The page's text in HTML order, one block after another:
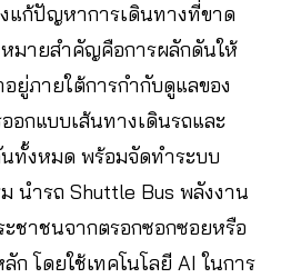
แก้ปัญหาการเดินทางที่ขาด
หมายสำคัญคือการผลักดันให้
ยู่ภายใต้การกำกับดูแลของ
อกแบบเส้นทางเดินรถและ
ทั้งหมด พร้อมจัดทำระบบ
นำรถ Shuttle Bus พลังงาน
ะชาชนจากตรอกซอกซอยหรือ
ก โดยใช้เทคโนโลยี AI ในการ